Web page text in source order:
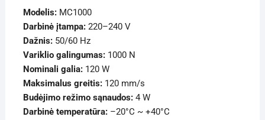
Modelis:MC1000
Darbinė įtampa:220–240 V
Dažnis:50/60 Hz
Variklio galingumas:1000 N
Nominali galia:120 W
Maksimalus greitis:120 mm/s
Budėjimo režimo sąnaudos:4 W
Darbinė temperatūra:–20°C ~ +40°C